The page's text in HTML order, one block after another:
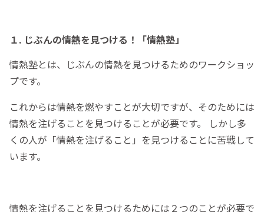
１. じぶんの情熱を見つける！「情熱塾」
情熱塾とは、じぶんの情熱を見つけるためのワークショッ
プです。
これからは情熱を燃やすことが大切ですが、そのためには
情熱を注げることを見つけることが必要です。 しかし多
くの人が「情熱を注げること」を見つけることに苦戦して
います。
情熱を注げることを見つけるためには２つのことが必要で